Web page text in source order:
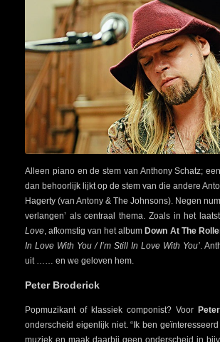
Alleen piano en de stem van Anthony Schatz;
dan behoorlijk lijkt op de stem van die andere
Hagerty (van Antony & The Johnsons). Negen
verlangen’ als centraal thema. Zoals in het
Love , afkomstig van het albumDown At The
In Love With You / I’m Still In Love With You’ .
uit …… en we geloven hem.
Peter Broderick
Popmuzikant of klassiek componist? Voor
onderscheid eigenlijk niet. “Ik ben
muziek en maak daarbij geen onderscheid in